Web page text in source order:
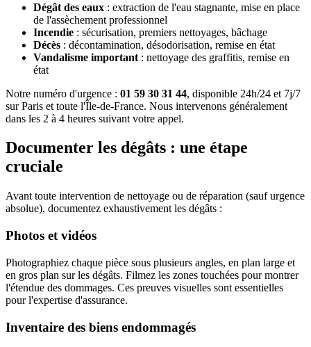
Dégât des eaux : extraction de l'eau stagnante, mise en place
de l'assèchement professionnel
Incendie : sécurisation, premiers nettoyages, bâchage
Décès : décontamination, désodorisation, remise en état
Vandalisme important : nettoyage des graffitis, remise en
état
Notre numéro d'urgence : 01 59 30 31 44, disponible 24h/24 et 7j/7
sur Paris et toute l'Île-de-France. Nous intervenons généralement
dans les 2 à 4 heures suivant votre appel.
Documenter les dégâts : une étape
cruciale
Avant toute intervention de nettoyage ou de réparation (sauf urgence
absolue), documentez exhaustivement les dégâts :
Photos et vidéos
Photographiez chaque pièce sous plusieurs angles, en plan large et
en gros plan sur les dégâts. Filmez les zones touchées pour montrer
l'étendue des dommages. Ces preuves visuelles sont essentielles
pour l'expertise d'assurance.
Inventaire des biens endommagés